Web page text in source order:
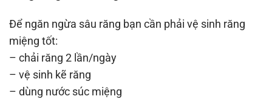
Để ngăn ngừa sâu răng bạn cần phải vệ sinh răng
miệng tốt:
– chải răng 2 lần/ngày
– vệ sinh kẽ răng
– dùng nước súc miệng